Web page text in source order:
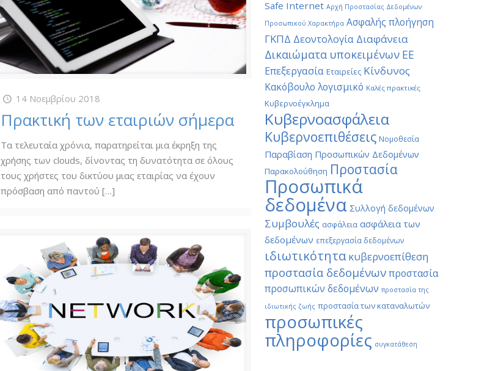
14 Νοεμβρίου 2018
Πρακτική των εταιριών σήμερα
Τα τελευταία χρόνια, παρατηρείται μια έκρηξη της
χρήσης των clouds, δίνοντας τη δυνατότητα σε όλους
τους χρήστες του δικτύου μιας εταιρίας να έχουν
πρόσβαση από παντού […]
Safe Internet Αρχή Προστασίας Δεδομένων
Προσωπικού Χαρακτήρα Ασφαλής πλοήγηση
ΓΚΠΔ Δεοντολογία Διαφάνεια
Δικαιώματα υποκειμένων ΕΕ
Επεξεργασία Εταιρείες Κίνδυνος
Κακόβουλο λογισμικό Καλές πρακτικές
Κυβερνοέγκλημα
Κυβερνοασφάλεια
Κυβερνοεπιθέσεις Νομοθεσία
Παραβίαση Προσωπικών Δεδομένων
Παρακολούθηση Προστασία
Προσωπικά
δεδομένα Συλλογή δεδομένων
Συμβουλές ασφάλεια ασφάλεια των
δεδομένων επεξεργασία δεδομένων
ιδιωτικότητα κυβερνοεπίθεση
προστασία δεδομένωνπροστασία
προσωπικών δεδομένων προστασία της
ιδιωτικής ζωής προστασία των καταναλωτών
προσωπικές
πληροφορίες συγκατάθεση